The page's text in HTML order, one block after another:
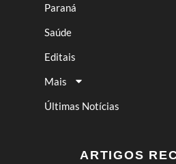
Paraná
Saúde
Editais
Mais
Últimas Notícias
ARTIGOS